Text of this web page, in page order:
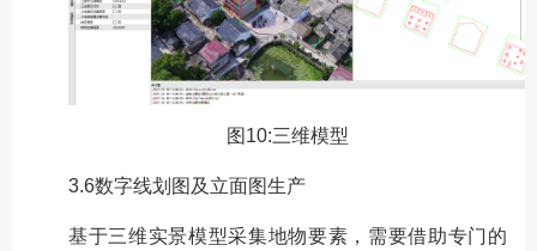
图10:三维模型
3.6数字线划图及立面图生产
基于三维实景模型采集地物要素，需要借助专门的